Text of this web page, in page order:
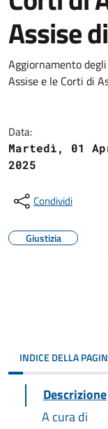
Assise
Aggiornamento
Assise e le Corti di
Data:
Martedì, 01
2025
Condividi
Giustizia
INDICE DELLA
Descrizione
A cura di